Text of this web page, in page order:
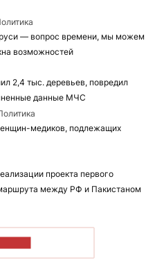
— вопрос времени, мы можем
возможностей
2,4 тыс. деревьев, повредил
данные МЧС
медиков, подлежащих
проекта первого
между РФ и Пакистаном